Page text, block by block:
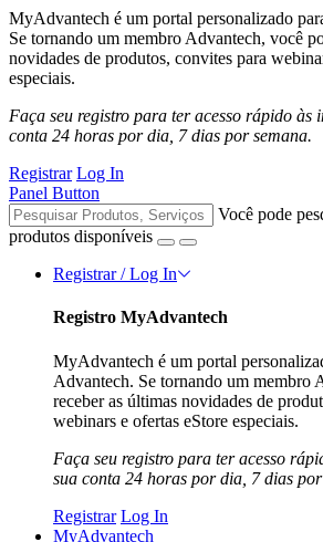
MyAdvantech é um portal personalizado
Se tornando um membro Advantech, você
novidades de produtos, convites para
especiais.
Faça seu registro para ter acesso rápido às
conta 24 horas por dia, 7 dias por semana.
Registrar Log In
Panel Button
Você pode
produtos disponíveis
Registrar / Log In
Registro MyAdvantech
MyAdvantech é um portal
Advantech. Se tornando um membro
receber as últimas novidades de
webinars e ofertas eStore especiais.
Faça seu registro para ter acesso
sua conta 24 horas por dia, 7 dias
Registrar Log In
MyAdvantech